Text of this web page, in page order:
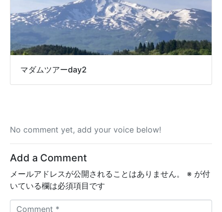
マダムツアーday2
No comment yet, add your voice below!
Add a Comment
メールアドレスが公開されることはありません。 ※ が付
いている欄は必須項目です